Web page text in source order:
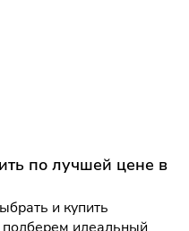
по лучшей цене в
и купить